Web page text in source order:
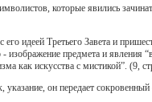
которые явились
идеей Третьего Завета и
изображение предмета и явления
как искусства с мистикой”. (9,
он передает сокровенный